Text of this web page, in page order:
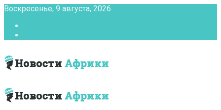
Воскресенье, 9 августа, 2026